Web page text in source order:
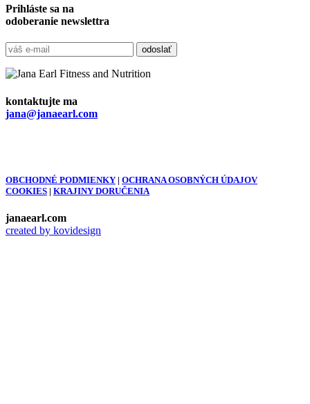
Prihláste sa na
odoberanie newslettra
kontaktujte ma
jana@janaearl.com
OBCHODNÉ PODMIENKY | OCHRANA OSOBNÝCH ÚDAJOV
COOKIES | KRAJINY DORUČENIA
janaearl.com
created by kovidesign